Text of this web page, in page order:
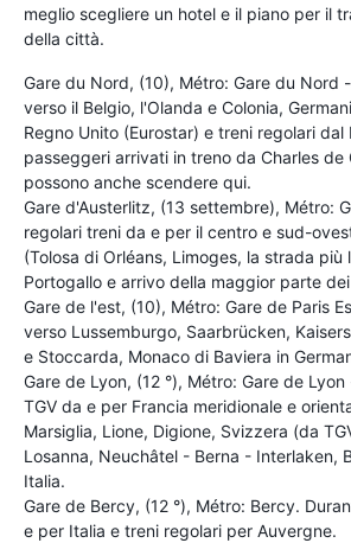
meglio scegliere un hotel e il piano per il
della città.
Gare du Nord, (10), Métro: Gare du Nord
verso il Belgio, l'Olanda e Colonia,
Regno Unito (Eurostar) e treni regolari dal
passeggeri arrivati in treno da Charles de
possono anche scendere qui.
Gare d'Austerlitz, (13 settembre), Métro:
regolari treni da e per il centro e sud-
(Tolosa di Orléans, Limoges, la strada più
Portogallo e arrivo della maggior parte
Gare de l'est, (10), Métro: Gare de Paris
verso Lussemburgo, Saarbrücken,
e Stoccarda, Monaco di Baviera in
Gare de Lyon, (12 °), Métro: Gare de
TGV da e per Francia meridionale e
Marsiglia, Lione, Digione, Svizzera (da
Losanna, Neuchâtel - Berna - Interlaken,
Italia.
Gare de Bercy, (12 °), Métro: Bercy.
e per Italia e treni regolari per Auvergne.